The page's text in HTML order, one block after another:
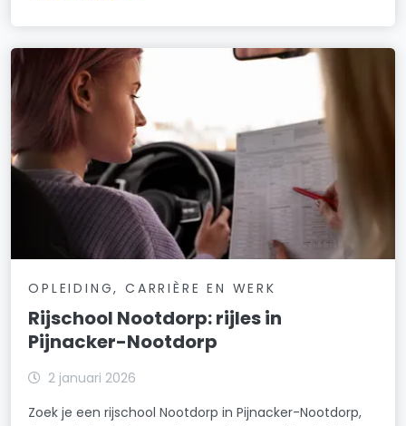
OPLEIDING, CARRIÈRE EN WERK
Rijschool Nootdorp: rijles in
Pijnacker-Nootdorp
2 januari 2026
Zoek je een rijschool Nootdorp in Pijnacker-Nootdorp,